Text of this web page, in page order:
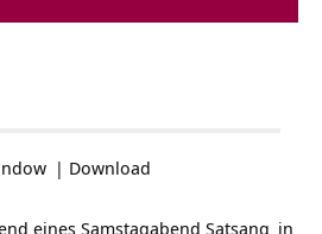
| Download
eines Samstagabend Satsang in